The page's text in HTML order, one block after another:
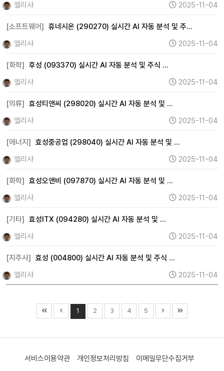
엘리샤
2025-11-04
[소프트웨어] 휴네시온 (290270) 실시간 AI 자동 분석 및 주…
엘리샤
2025-11-04
[화학] 후성 (093370) 실시간 AI 자동 분석 및 주식 …
엘리샤
2025-11-04
[의류] 효성티앤씨 (298020) 실시간 AI 자동 분석 및 …
엘리샤
2025-11-04
[에너지] 효성중공업 (298040) 실시간 AI 자동 분석 및 …
엘리샤
2025-11-04
[화학] 효성오앤비 (097870) 실시간 AI 자동 분석 및 …
엘리샤
2025-11-04
[기타] 효성ITX (094280) 실시간 AI 자동 분석 및 …
엘리샤
2025-11-04
[지주사] 효성 (004800) 실시간 AI 자동 분석 및 주식 …
엘리샤
2025-11-04
1 2 3 4 5
서비스이용약관 개인정보처리방침
이메일무단수집거부